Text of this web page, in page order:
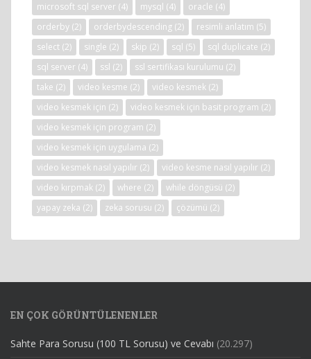
microsoft sql server (4) mysql (4) oracle (4)
orderby (2) orderbydescending (2) resimli anlatım (5)
select (2) single (2) skip (2) sql (5) sql duplicate (2)
sql server (4) ssl (2) ssl sertifikası kurulumu (2)
take (2) video kesme (2) video kesmek (2)
video kesmek için (2) video kesmek için basit program (2)
video kesmek için program (2)
video kesmek için uygulama (2)
video kesmek nasıl yapılır (2) video kesme nasıl yapılır (2)
video kırpmak (2) where (2) while döngüsü (2)
yapay zeka (2) zeka sorusu (2) çözümü (2)
EN ÇOK GÖRÜNTÜLENENLER
Sahte Para Sorusu (100 TL Sorusu) ve Cevabı (20.297)